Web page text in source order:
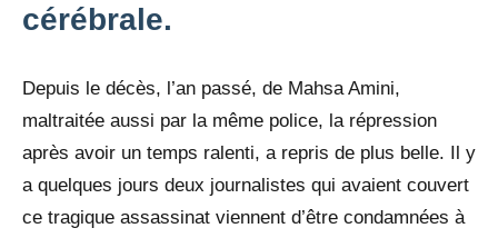
cérébrale.
Depuis le décès, l’an passé, de Mahsa Amini,
maltraitée aussi par la même police, la répression
après avoir un temps ralenti, a repris de plus belle. Il y
a quelques jours deux journalistes qui avaient couvert
ce tragique assassinat viennent d’être condamnées à